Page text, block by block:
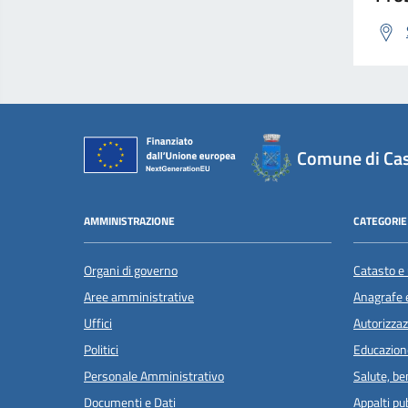
Comune di
AMMINISTRAZIONE
Organi di governo
Aree amministrative
Uffici
Politici
Personale Amministrativo
Documenti e Dati
Catasto
Anagrafe
Salute,
Appalti